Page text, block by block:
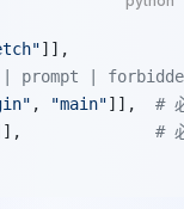
]],
prompt |
, "main"]], #
#